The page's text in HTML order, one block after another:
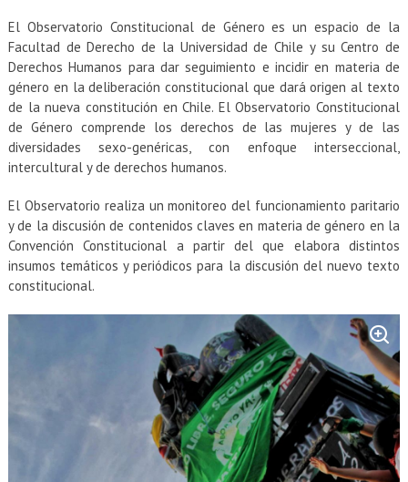
INVESTIGACIÓN
BIBLIOTECAS
EXTENSIÓN
Académicos
Egresados Funcionarios
El Observatorio Constitucional de Género es un espacio de la
Facultad de Derecho de la Universidad de Chile y su Centro de
Derechos Humanos para dar seguimiento e incidir en materia de
género en la deliberación constitucional que dará origen al texto
de la nueva constitución en Chile. El Observatorio Constitucional
de Género comprende los derechos de las mujeres y de las
diversidades sexo-genéricas, con enfoque interseccional,
intercultural y de derechos humanos.
El Observatorio realiza un monitoreo del funcionamiento paritario
y de la discusión de contenidos claves en materia de género en la
Convención Constitucional a partir del que elabora distintos
insumos temáticos y periódicos para la discusión del nuevo texto
constitucional.